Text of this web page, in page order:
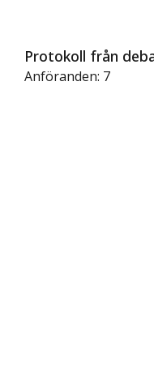
Protokoll från
Anföranden: 7